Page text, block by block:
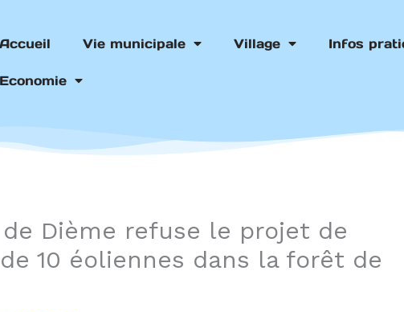
Accueil Vie municipale Village Infos
Economie
Dième refuse le projet de
10 éoliennes dans la forêt de